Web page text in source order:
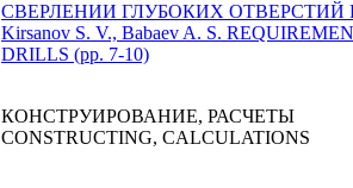
СВЕРЛЕНИИ ГЛУБОКИХ
Kirsanov S. V., Babaev A. S.
DRILLS (pp. 7-10)
КОНСТРУИРОВАНИЕ, РАСЧЕТЫ
CONSTRUCTING, CALCULATIONS